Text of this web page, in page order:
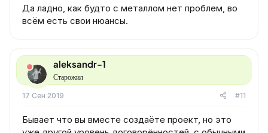
Да ладно, как будто с металлом нет проблем, во
всём есть свои нюансы.
aleksandr-1
Старожил
17 Сен 2019 #11
Бывает что вы вместе создаёте проект, но это